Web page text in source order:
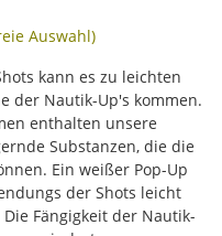
Auswahl)
kann es zu leichten
der Nautik-Up's kommen.
enthalten unsere
Substanzen, die die
Ein weißer Pop-Up
der Shots leicht
Fängigkeit der Nautik-